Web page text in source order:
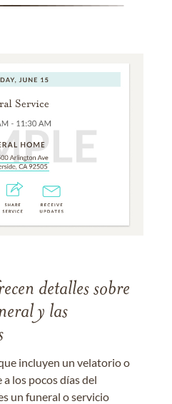
detalles sobre
y las
incluyen un velatorio o
los pocos días del
un funeral o servicio